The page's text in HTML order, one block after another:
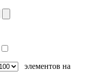
элементов на